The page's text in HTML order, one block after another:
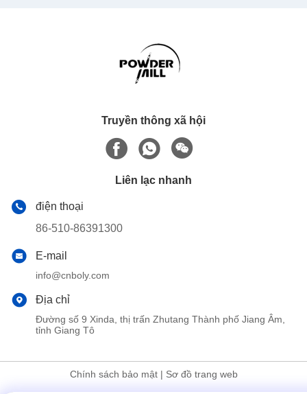
Truyền thông xã hội
Liên lạc nhanh
điện thoại
86-510-86391300
E-mail
info@cnboly.com
Địa chỉ
Đường số 9 Xinda, thị trấn Zhutang Thành phố Jiang Âm,
tỉnh Giang Tô
Chính sách bảo mật| Sơ đồ trang web